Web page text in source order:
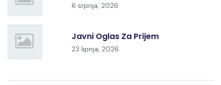
6 srpnja, 2026
Javni Oglas Za Prijem
23 lipnja, 2026